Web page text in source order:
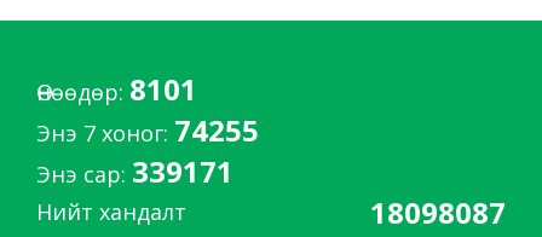
Өнөөдөр: 8101
Энэ 7 хоног: 74255
Энэ сар: 339171
Нийт хандалт 18098087